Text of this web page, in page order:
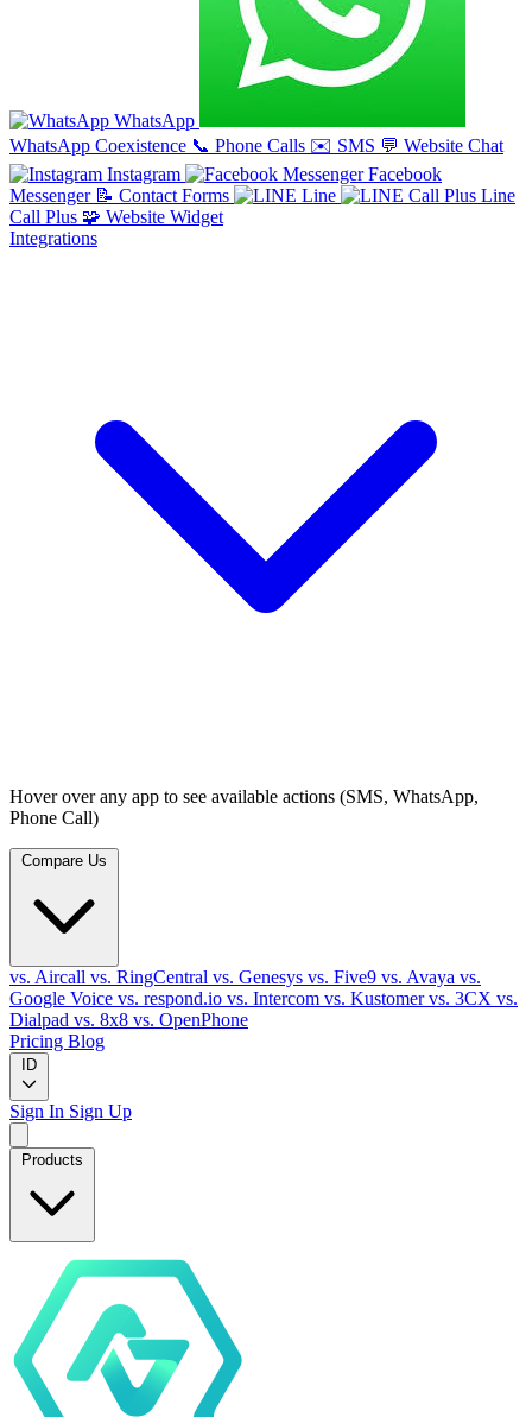
WhatsApp
WhatsApp Coexistence 📞 Phone Calls ✉️ SMS 💬 Website Chat
Instagram
Facebook
Messenger 📝 Contact Forms Line
Line
Call Plus 🧩 Website Widget
Integrations
Hover over any app to see available actions (SMS, WhatsApp,
Phone Call)
vs. Aircall vs. RingCentral vs. Genesys vs. Five9 vs. Avaya vs.
Google Voice vs. respond.io vs. Intercom vs. Kustomervs. 3CX vs.
Dialpad vs. 8x8 vs. OpenPhone
Pricing Blog
ID
Sign In Sign Up
Products